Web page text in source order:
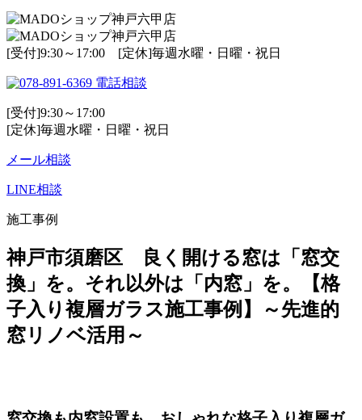
[受付]9:30～17:00 [定休]毎週水曜・日曜・祝日
電話相談
[受付]9:30～17:00
[定休]毎週水曜・日曜・祝日
メール相談
LINE相談
施工事例
神戸市須磨区 良く開ける窓は「窓交
換」を。それ以外は「内窓」を。【格
子入り複層ガラス施工事例】～先進的
窓リノベ活用～